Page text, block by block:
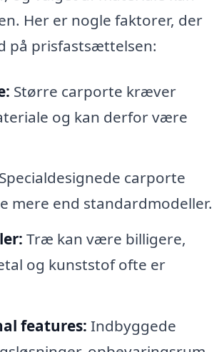
Her er nogle faktorer, der
på prisfastsættelsen:
Større carporte kræver
og kan derfor være
Specialdesignede carporte
mere end standardmodeller.
Træ kan være billigere,
og kunststof ofte er
features: Indbyggede